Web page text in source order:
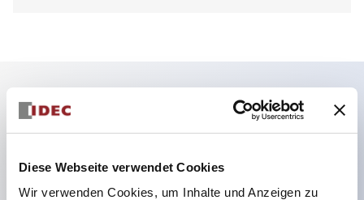
Diese Webseite verwendet Cookies
Wir verwenden Cookies, um Inhalte und Anzeigen zu
Hauptmerkmale
Schutzart IP40 und IP65 komplett (IEC 60529)
Verbesserte Bedienbarkeit durch